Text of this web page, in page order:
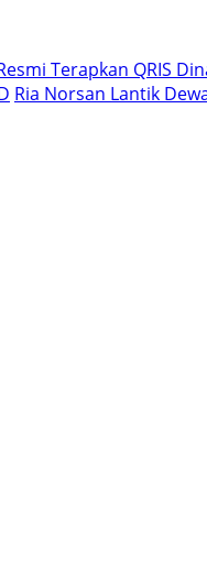
Terapkan QRIS
Ria Norsan Lantik